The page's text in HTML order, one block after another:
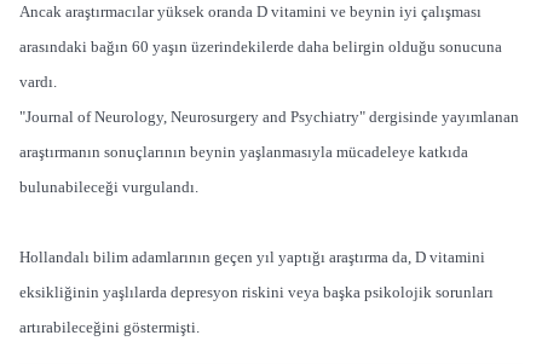
Ancak araştırmacılar yüksek oranda D vitamini ve beynin iyi çalışması
arasındaki bağın 60 yaşın üzerindekilerde daha belirgin olduğu sonucuna
vardı.
"Journal of Neurology, Neurosurgery and Psychiatry" dergisinde yayımlanan
araştırmanın sonuçlarının beynin yaşlanmasıyla mücadeleye katkıda
bulunabileceği vurgulandı.
Hollandalı bilim adamlarının geçen yıl yaptığı araştırma da, D vitamini
eksikliğinin yaşlılarda depresyon riskini veya başka psikolojik sorunları
artırabileceğini göstermişti.